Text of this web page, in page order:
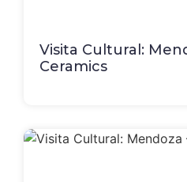
Visita Cultural:
Ceramics